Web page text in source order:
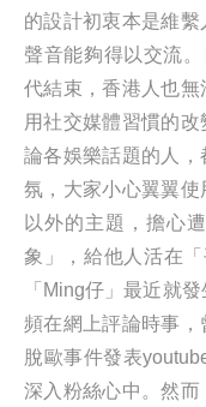
的設計初衷本是維
聲音能夠得以交流
代結束，香港人也
用社交媒體習慣的
論各娛樂話題的人
氛，大家小心翼翼
以外的主題，擔心
象」，給他人活在
「Ming仔」最近就
頻在網上評論時事，
脫歐事件發表
深入粉絲心中。然